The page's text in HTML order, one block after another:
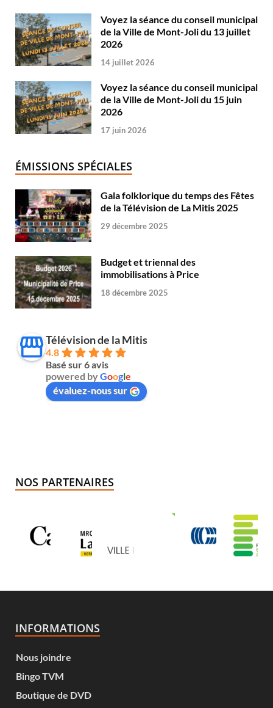
Voyez la séance du conseil municipal
de la Ville de Mont-Joli du 13 juillet
2026
14 juillet 2026
Voyez la séance du conseil municipal
de la Ville de Mont-Joli du 15 juin
2026
17 juin 2026
ÉMISSIONS SPÉCIALES
Gala folklorique du temps des Fêtes
de la Télévision de La Mitis 2025
29 décembre 2025
Budget et triennal des
immobilisations à Price
18 décembre 2025
Télévision de la Mitis
4.8
Basé sur 6 avis
powered byGoogle
évaluez-nous sur
NOS PARTENAIRES
INFORMATIONS
Nous joindre
Bingo TVM
Boutique de DVD